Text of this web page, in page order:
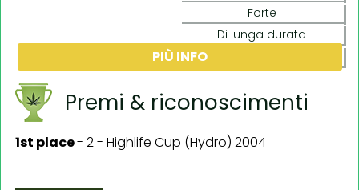
Forte
Di lunga durata
PIÙ INFO
Premi & riconoscimenti
1st place- 2 - Highlife Cup (Hydro) 2004